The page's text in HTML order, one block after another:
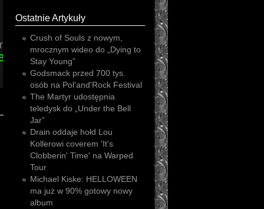
leprosy æthenor scream
Ostatnie Artykuły
Crush of Souls z nowym,
mrocznym wideo do „Dying to
Stay Young”
Godsmack przed 700 tys.
osób na Pol'and'Rock Festival
The Martyr udostępnia
teledysk do „Under the Bell
Jar”
Drain oddaje hołd Lou
Kollerowi coverem 'It's
Clobberin' Time' na Warped
Tour
Michael Kiske: HELLOWEEN
ma już w 90% gotowy nowy
album